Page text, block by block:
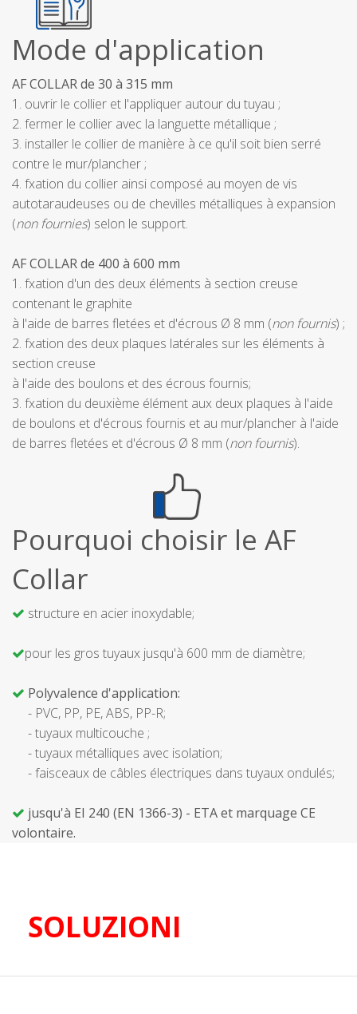
Mode d'application
AF COLLAR de 30 à 315 mm
1. ouvrir le collier et l'appliquer autour du tuyau ;
2. fermer le collier avec la languette métallique ;
3. installer le collier de manière à ce qu'il soit bien serré
contre le mur/plancher ;
4. fxation du collier ainsi composé au moyen de vis
autotaraudeuses ou de chevilles métalliques à expansion
(non fournies) selon le support.
AF COLLAR de 400 à 600 mm
1. fxation d'un des deux éléments à section creuse
contenant le graphite
à l'aide de barres fletées et d'écrous Ø 8 mm (non fournis) ;
2. fxation des deux plaques latérales sur les éléments à
section creuse
à l'aide des boulons et des écrous fournis;
3. fxation du deuxième élément aux deux plaques à l'aide
de boulons et d'écrous fournis et au mur/plancher à l'aide
de barres fletées et d'écrous Ø 8 mm (non fournis).
Pourquoi choisir le AF
Collar
structure en acier inoxydable;
pour les gros tuyaux jusqu'à 600 mm de diamètre;
Polyvalence d'application:
- PVC, PP, PE, ABS, PP-R;
- tuyaux multicouche ;
- tuyaux métalliques avec isolation;
- faisceaux de câbles électriques dans tuyaux ondulés;
jusqu'à EI 240 (EN 1366-3) - ETA et marquage CE
volontaire.
SOLUZIONI